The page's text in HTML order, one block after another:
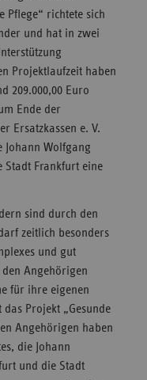
Pflege“ richtete sich
und hat in zwei
Projektlaufzeit haben
209.000,00 Euro
Ende der
Ersatzkassen e. V.
Johann Wolfgang
Stadt Frankfurt eine
sind durch den
zeitlich besonders
und gut
Angehörigen
für ihre eigenen
Projekt „Gesunde
Angehörigen haben
die Johann
und die Stadt